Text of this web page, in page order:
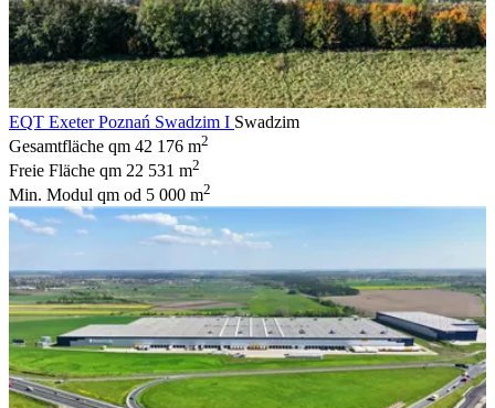
EQT Exeter Poznań Swadzim I Swadzim
Gesamtfläche qm 42 176 m2
Freie Fläche qm 22 531 m2
Min. Modul qm od 5 000 m2